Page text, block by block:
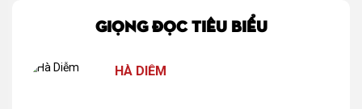
GIỌNG ĐỌC TIÊU BIỂU
HÀ DIỄM